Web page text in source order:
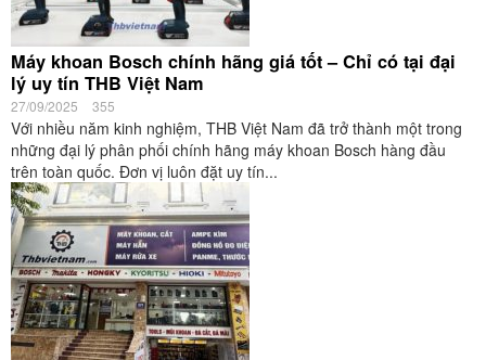
Máy khoan Bosch chính hãng giá tốt – Chỉ có tại đại
lý uy tín THB Việt Nam
27/09/2025 355
Với nhiều năm kinh nghiệm, THB Việt Nam đã trở thành một trong
những đại lý phân phối chính hãng máy khoan Bosch hàng đầu
trên toàn quốc. Đơn vị luôn đặt uy tín...